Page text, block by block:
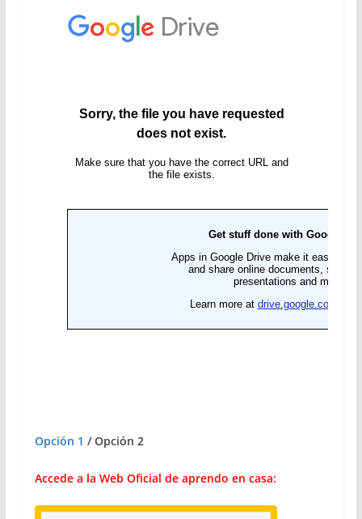
Opción 1 /Opción 2
Accede a la Web Oficial de aprendo en casa: